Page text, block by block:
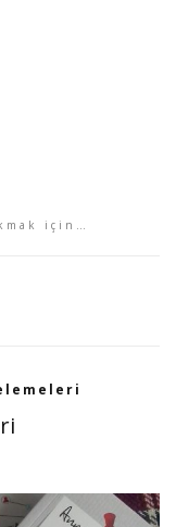
için…